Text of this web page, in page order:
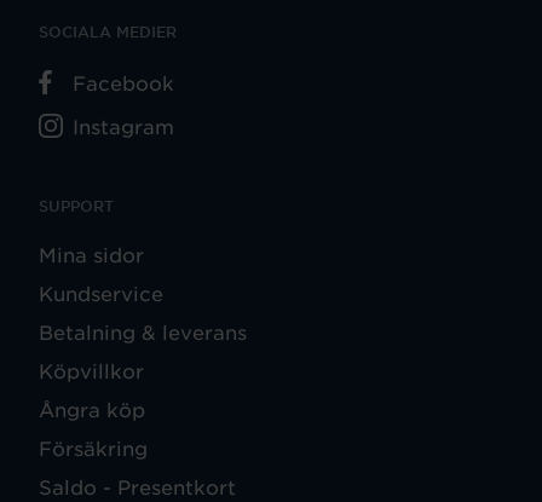
SUPPORT
Mina sidor
Kundservice
Betalning & leverans
Köpvillkor
Ångra köp
Försäkring
Saldo - Presentkort
SOCIALA MEDIER
Facebook
Instagram